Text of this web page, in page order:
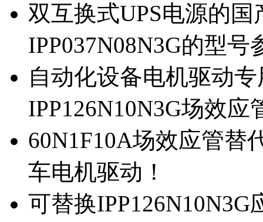
双互换式UPS电源的
IPP037N08N3G的型号
自动化设备电机驱动
IPP126N10N3G场效应
60N1F10A场效应管替
车电机驱动！
可替换